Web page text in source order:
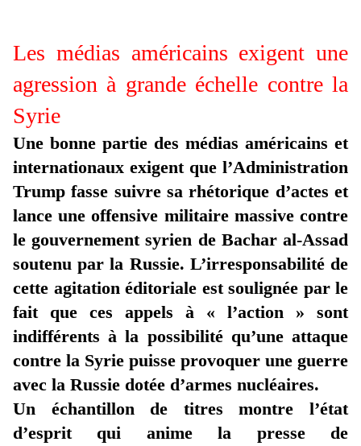
Les médias américains exigent une
agression à grande échelle contre la
Syrie
Une bonne partie des médias américains et
internationaux exigent que l’Administration
Trump fasse suivre sa rhétorique d’actes et
lance une offensive militaire massive contre
le gouvernement syrien de Bachar al-Assad
soutenu par la Russie. L’irresponsabilité de
cette agitation éditoriale est soulignée par le
fait que ces appels à « l’action » sont
indifférents à la possibilité qu’une attaque
contre la Syrie puisse provoquer une guerre
avec la Russie dotée d’armes nucléaires.
Un échantillon de titres montre l’état
d’esprit qui anime la presse de